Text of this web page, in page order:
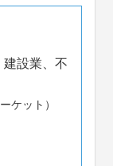
建設業、不
ケット）